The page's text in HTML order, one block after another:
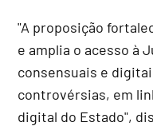
"A proposição
e amplia o acesso à
consensuais e
controvérsias, em
digital do Estado",